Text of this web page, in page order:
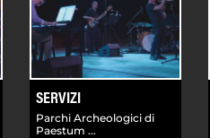
SERVIZI
Parchi Archeologici di
Paestum ...